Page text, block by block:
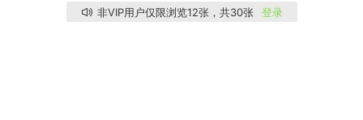
非VIP用户仅限浏览12张，共30张 登录